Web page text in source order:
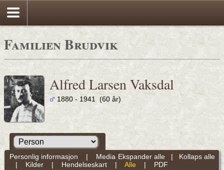
Familien Brudvik
Alfred Larsen Vaksdal
1880 - 1941 (60 år)
Ekspander alle | Kollaps alle
Personlig informasjon | Media
| Kilder| Hendelseskart| Alle | PDF